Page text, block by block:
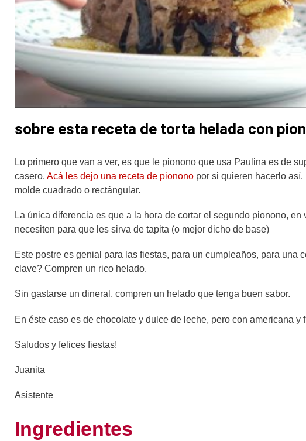
sobre esta receta de torta helada con
Lo primero que van a ver, es que le pionono que usa Paulina es de
casero. Acá les dejo una receta de pionono por si quieren hacerlo
molde cuadrado o rectángular.
La única diferencia es que a la hora de cortar el segundo pionono,
necesiten para que les sirva de tapita (o mejor dicho de base)
Este postre es genial para las fiestas, para un cumpleaños, para una
clave? Compren un rico helado.
Sin gastarse un dineral, compren un helado que tenga buen sabor.
En éste caso es de chocolate y dulce de leche, pero con americana
Saludos y felices fiestas!
Juanita
Asistente
Ingredientes